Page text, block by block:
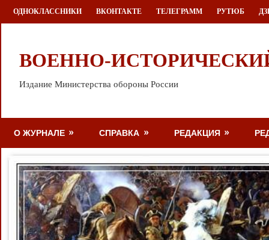
Перейти
к
ОДНОКЛАССНИКИ ВКОНТАКТЕ ТЕЛЕГРАММ РУТЮБ
ВОЕННО-
Издание Министерства обороны России
О ЖУРНАЛЕ СПРАВКА РЕДАКЦИЯ